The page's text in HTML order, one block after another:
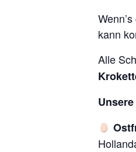
kann
Alle